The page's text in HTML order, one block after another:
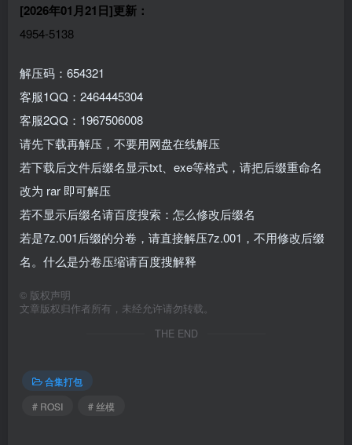
[2026年01月21日]更新：
4954-5138
解压码：654321
客服1QQ：2464445304
客服2QQ：1967506008
请先下载再解压，不要用网盘在线解压
若下载后文件后缀名显示txt、exe等格式，请把后缀重命名
改为 rar 即可解压
若不显示后缀名请百度搜索：怎么修改后缀名
若是7z.001后缀的分卷，请直接解压7z.001，不用修改后缀
名。什么是分卷压缩请百度搜解释
© 版权声明
文章版权归作者所有，未经允许请勿转载。
THE END
合集打包
# ROSI
# 丝模